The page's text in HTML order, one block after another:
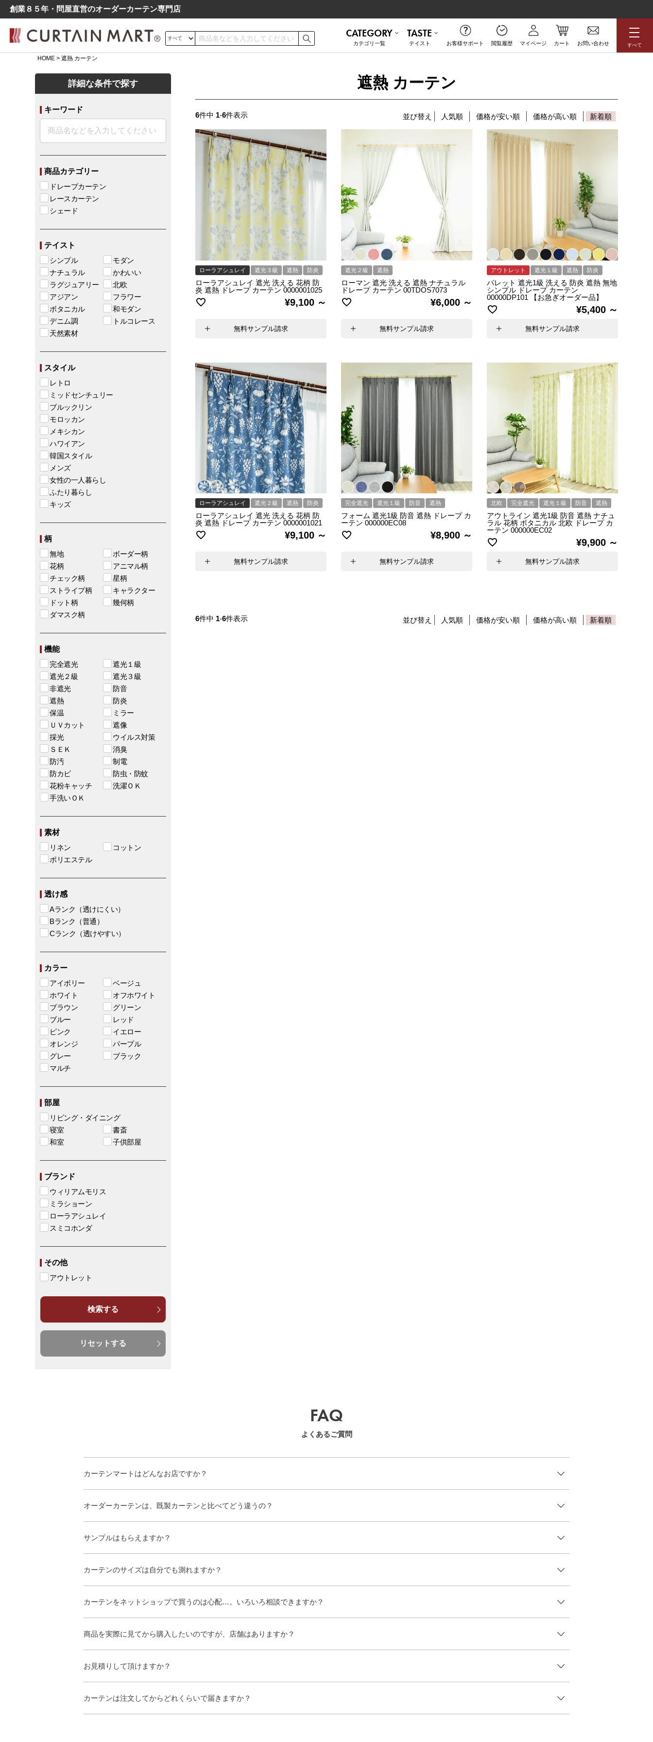
創業８５年・問屋直営のオーダーカーテン専⾨店
CATEGORY
カテゴリ⼀覧
和モダン ブルックリン 防音
TASTE
テイスト
シンプル モダン ラグジュアリー
お客様サポート
よくあるご質問 お問い合わせ
閲覧履歴 マイページ カート お問い合わせ すべて
HOME 遮熱 カーテン
詳細な条件で探す
キーワード
商品カテゴリー
ドレープカーテン
レースカーテン
シェード
テイスト
シンプル
モダン
ナチュラル
かわいい
ラグジュアリー
北欧
アジアン
フラワー
ボタニカル
和モダン
デニム調
トルコレース
天然素材
スタイル
レトロ
ミッドセンチュリー
ブルックリン
モロッカン
メキシカン
ハワイアン
韓国スタイル
メンズ
女性の一人暮らし
ふたり暮らし
キッズ
柄
無地
ボーダー柄
花柄
アニマル柄
チェック柄
星柄
ストライプ柄
キャラクター
ドット柄
幾何柄
ダマスク柄
機能
完全遮光
遮光１級
遮光２級
遮光３級
非遮光
防音
遮熱
防炎
保温
ミラー
ＵＶカット
遮像
採光
ウイルス対策
ＳＥＫ
消臭
防汚
制電
防カビ
防虫・防蚊
花粉キャッチ
洗濯ＯＫ
手洗いＯＫ
素材
リネン
コットン
ポリエステル
透け感
Aランク（透けにくい）
Bランク（普通）
Cランク（透けやすい）
カラー
アイボリー
ベージュ
ホワイト
オフホワイト
ブラウン
グリーン
ブルー
レッド
ピンク
イエロー
オレンジ
パープル
グレー
ブラック
マルチ
部屋
リビング・ダイニング
寝室
書斎
和室
子供部屋
ブランド
ウィリアムモリス
ミラショーン
ローラアシュレイ
スミコホンダ
その他
アウトレット
検索する
リセットする
遮熱 カーテン
並び替え 人気順 価格が安い順 価格が高い順 新着順
6件中 1-6件表示
ローラアシュレイ 遮光３級 遮熱 防炎
ローラアシュレイ 遮光 洗える 花柄 防
炎 遮熱 ドレープ カーテン 0000001025
¥9,100
無料サンプル請求
遮光２級 遮熱
ローマン 遮光 洗える 遮熱 ナチュラル
ドレープ カーテン 00TDOS7073
¥6,000
無料サンプル請求
アウトレット 遮光１級 遮熱 防炎
パレット 遮光1級 洗える 防炎 遮熱 無地
シンプル ドレープ カーテン
00000DP101 【お急ぎオーダー品】
¥5,400
無料サンプル請求
ローラアシュレイ 遮光２級 遮熱 防炎
ローラアシュレイ 遮光 洗える 花柄 防
炎 遮熱 ドレープ カーテン 0000001021
¥9,100
無料サンプル請求
完全遮光 遮光１級 防音 遮熱
フォーム 遮光1級 防音 遮熱 ドレープ カ
ーテン 000000EC08
¥8,900
無料サンプル請求
北欧 完全遮光 遮光１級 防音 遮熱
アウトライン 遮光1級 防音 遮熱 ナチュ
ラル 花柄 ボタニカル 北欧 ドレープ カ
ーテン 000000EC02
¥9,900
無料サンプル請求
並び替え 人気順 価格が安い順 価格が高い順 新着順
6件中 1-6件表示
FAQ
よくあるご質問
カーテンマートはどんなお店ですか？
オーダーカーテンは、既製カーテンと比べてどう違うの？
サンプルはもらえますか？
カーテンのサイズは自分でも測れますか？
カーテンをネットショップで買うのは心配…。いろいろ相談できますか？
商品を実際に見てから購入したいのですが、店舗はありますか？
お見積りして頂けますか？
カーテンは注文してからどれくらいで届きますか？